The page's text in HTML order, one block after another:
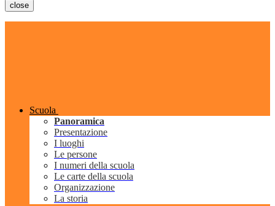
close
Scuola
Panoramica
Presentazione
I luoghi
Le persone
I numeri della scuola
Le carte della scuola
Organizzazione
La storia